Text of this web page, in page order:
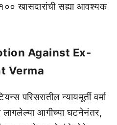
खासदारांची सह्या आवश्यक
Against Ex-
Verma
परिसरातील न्यायमूर्ती वर्मा
लागलेल्या आगीच्या घटनेनंतर,